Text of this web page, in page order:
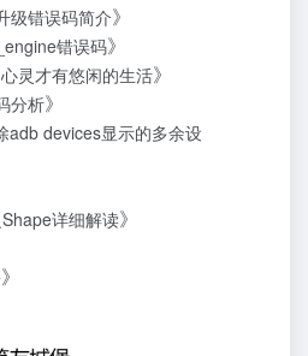
级错误码简介》
错误码》
灵才有悠闲的生活》
分析》
adb devices显示的多余设
详细解读》
》